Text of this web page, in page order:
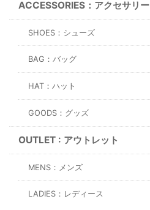
ACCESSORIES：アクセサリー
SHOES：シューズ
BAG：バッグ
HAT：ハット
GOODS：グッズ
OUTLET : アウトレット
MENS：メンズ
LADIES：レディース